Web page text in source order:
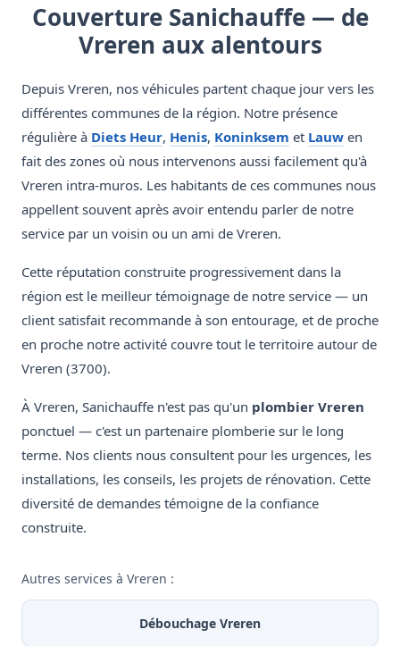
Couverture Sanichauffe — de
Vreren aux alentours
Depuis Vreren, nos véhicules partent chaque jour vers les
différentes communes de la région. Notre présence
régulière à Diets Heur, Henis, Koninksem et Lauw en
fait des zones où nous intervenons aussi facilement qu'à
Vreren intra-muros. Les habitants de ces communes nous
appellent souvent après avoir entendu parler de notre
service par un voisin ou un ami de Vreren.
Cette réputation construite progressivement dans la
région est le meilleur témoignage de notre service — un
client satisfait recommande à son entourage, et de proche
en proche notre activité couvre tout le territoire autour de
Vreren (3700).
À Vreren, Sanichauffe n'est pas qu'un plombier Vreren
ponctuel — c'est un partenaire plomberie sur le long
terme. Nos clients nous consultent pour les urgences, les
installations, les conseils, les projets de rénovation. Cette
diversité de demandes témoigne de la confiance
construite.
Autres services à Vreren :
Débouchage Vreren